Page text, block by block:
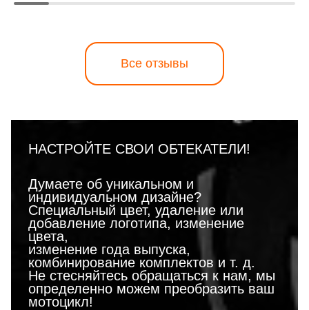
Все отзывы
НАСТРОЙТЕ СВОИ ОБТЕКАТЕЛИ!
Думаете об уникальном и
индивидуальном дизайне?
Специальный цвет, удаление или
добавление логотипа, изменение
цвета,
изменение года выпуска,
комбинирование комплектов и т. д.
Не стесняйтесь обращаться к нам, мы
определенно можем преобразить ваш
мотоцикл!